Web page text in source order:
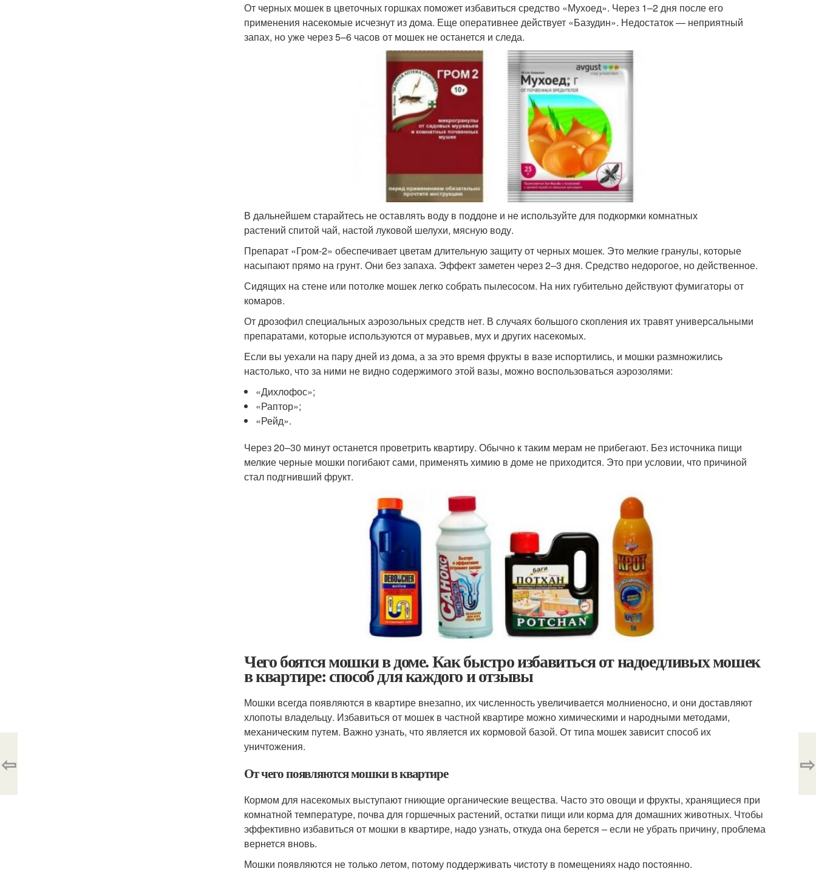
От черных мошек в цветочных горшках поможет избавиться средство «Мухоед». Через 1–2 дня после его
применения насекомые исчезнут из дома. Еще оперативнее действует «Базудин». Недостаток — неприятный
запах, но уже через 5–6 часов от мошек не останется и следа.
В дальнейшем старайтесь не оставлять воду в поддоне и не используйте для подкормки комнатных
растений спитой чай, настой луковой шелухи, мясную воду.
Препарат «Гром-2» обеспечивает цветам длительную защиту от черных мошек. Это мелкие гранулы, которые
насыпают прямо на грунт. Они без запаха. Эффект заметен через 2–3 дня. Средство недорогое, но действенное.
Сидящих на стене или потолке мошек легко собрать пылесосом. На них губительно действуют фумигаторы от
комаров.
От дрозофил специальных аэрозольных средств нет. В случаях большого скопления их травят универсальными
препаратами, которые используются от муравьев, мух и других насекомых.
Если вы уехали на пару дней из дома, а за это время фрукты в вазе испортились, и мошки размножились
настолько, что за ними не видно содержимого этой вазы, можно воспользоваться аэрозолями:
«Дихлофос»;
«Раптор»;
«Рейд».
Через 20–30 минут останется проветрить квартиру. Обычно к таким мерам не прибегают. Без источника пищи
мелкие черные мошки погибают сами, применять химию в доме не приходится. Это при условии, что причиной
стал подгнивший фрукт.
Чего боятся мошки в доме. Как быстро избавиться от надоедливых мошек
в квартире: способ для каждого и отзывы
Мошки всегда появляются в квартире внезапно, их численность увеличивается молниеносно, и они доставляют
хлопоты владельцу. Избавиться от мошек в частной квартире можно химическими и народными методами,
механическим путем. Важно узнать, что является их кормовой базой. От типа мошек зависит способ их
уничтожения.
От чего появляются мошки в квартире
Кормом для насекомых выступают гниющие органические вещества. Часто это овощи и фрукты, хранящиеся при
комнатной температуре, почва для горшечных растений, остатки пищи или корма для домашних животных. Чтобы
эффективно избавиться от мошки в квартире, надо узнать, откуда она берется – если не убрать причину, проблема
вернется вновь.
Мошки появляются не только летом, потому поддерживать чистоту в помещениях надо постоянно.
⇦ ⇨